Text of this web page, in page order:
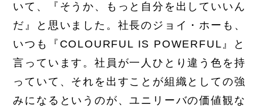
いて、『そうか、もっと自分を出していいん
だ』と思いました。社長のジョイ・ホーも、
いつも『COLOURFUL IS POWERFUL』と
言っています。社員が一人ひとり違う色を持
っていて、それを出すことが組織としての強
みになるというのが、ユニリーバの価値観な